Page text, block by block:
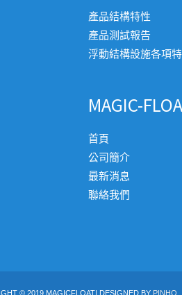
產品結構特性
產品測試報告
浮動結構設施各項
MAGIC-
首頁
公司簡介
最新消息
聯絡我們
© 2019 MAGICFLOAT| DESIGNED BY PINHO